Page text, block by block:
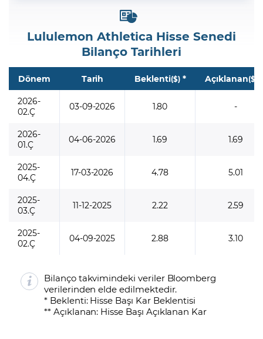
Lululemon Athletica Hisse Senedi
Bilanço Tarihleri
Dönem Tarih Beklenti($)* Açıklanan($)
2026-
02.Ç
03-09-2026 1.80 -
2026-
01.Ç
04-06-2026 1.69 1.69
2025-
04.Ç
17-03-2026 4.78 5.01
2025-
03.Ç
11-12-2025 2.22 2.59
2025-
02.Ç
04-09-2025 2.88 3.10
Bilanço takvimindeki veriler Bloomberg
verilerinden elde edilmektedir.
* Beklenti: Hisse Başı Kar Beklentisi
** Açıklanan: Hisse Başı Açıklanan Kar